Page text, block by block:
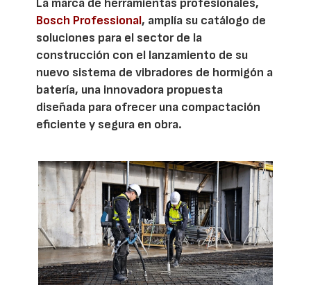
Bosch Professional, amplía su catálogo de
soluciones para el sector de la
construcción con el lanzamiento de su
nuevo sistema de vibradores de hormigón a
batería, una innovadora propuesta
diseñada para ofrecer una compactación
eficiente y segura en obra.